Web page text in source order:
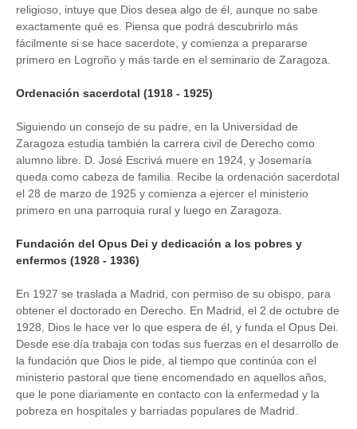
religioso, intuye que Dios desea algo de él, aunque no sabe
exactamente qué es. Piensa que podrá descubrirlo más
fácilmente si se hace sacerdote, y comienza a prepararse
primero en Logroño y más tarde en el seminario de Zaragoza.
Ordenación sacerdotal (1918 - 1925)
Siguiendo un consejo de su padre, en la Universidad de
Zaragoza estudia también la carrera civil de Derecho como
alumno libre. D. José Escrivá muere en 1924, y Josemaría
queda como cabeza de familia. Recibe la ordenación sacerdotal
el 28 de marzo de 1925 y comienza a ejercer el ministerio
primero en una parroquia rural y luego en Zaragoza.
Fundación del Opus Dei y dedicación a los pobres y
enfermos (1928 - 1936)
En 1927 se traslada a Madrid, con permiso de su obispo, para
obtener el doctorado en Derecho. En Madrid, el 2 de octubre de
1928, Dios le hace ver lo que espera de él, y funda el Opus Dei.
Desde ese día trabaja con todas sus fuerzas en el desarrollo de
la fundación que Dios le pide, al tiempo que continúa con el
ministerio pastoral que tiene encomendado en aquellos años,
que le pone diariamente en contacto con la enfermedad y la
pobreza en hospitales y barriadas populares de Madrid.